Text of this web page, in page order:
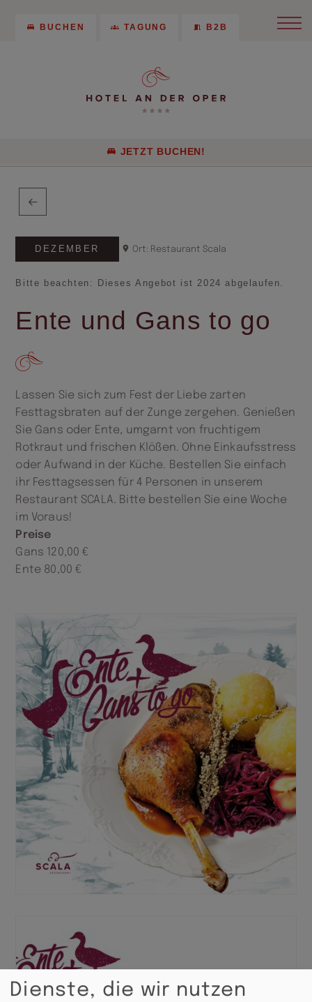
BUCHEN TAGUNG B2B
JETZT BUCHEN!
DEZEMBER Ort: Restaurant Scala
Bitte beachten: Dieses Angebot ist 2024 abgelaufen.
Ente und Gans to go
Lassen Sie sich zum Fest der Liebe zarten
Festtagsbraten auf der Zunge zergehen. Genießen
Sie Gans oder Ente, umgarnt von fruchtigem
Rotkraut und frischen Klößen. Ohne Einkaufsstress
oder Aufwand in der Küche. Bestellen Sie einfach
ihr Festtagsessen für 4 Personen in unserem
Restaurant SCALA. Bitte bestellen Sie eine Woche
im Voraus!
Preise
Gans 120,00 €
Ente 80,00 €
Dienste, die wir nutzen